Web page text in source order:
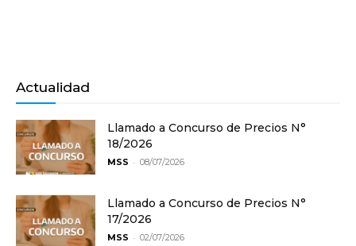
Actualidad
Llamado a Concurso de Precios N°
18/2026
MSS - 08/07/2026
Llamado a Concurso de Precios N°
17/2026
MSS - 02/07/2026